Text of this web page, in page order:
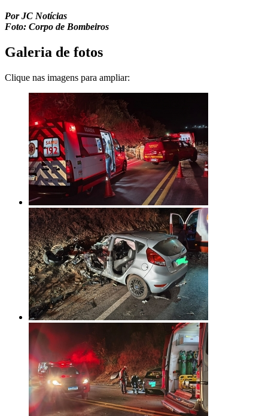
Por JC Notícias
Foto: Corpo de Bombeiros
Galeria de fotos
Clique nas imagens para ampliar: